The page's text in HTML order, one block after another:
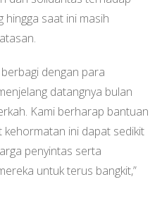
hingga saat ini masih
dengan para
datangnya bulan
Kami berharap bantuan
ini dapat sedikit
penyintas serta
untuk terus bangkit,”